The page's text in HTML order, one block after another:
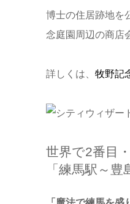
博士の住居跡地を
念庭園周辺の商店
詳しくは、 牧野記
世界で2番目
「練馬駅～豊